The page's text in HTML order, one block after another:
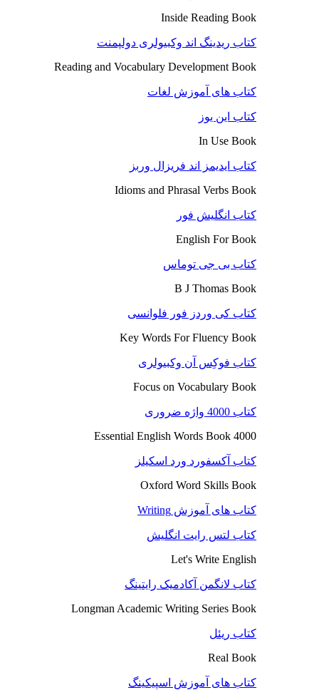
Inside Reading Book
کتاب ریدینگ اند وکبیولری دولپمنت
Reading and Vocabulary Development Book
کتاب های آموزش لغات
کتاب این یوز
In Use Book
کتاب ایدیمز اند فریزال وربز
Idioms and Phrasal Verbs Book
کتاب انگلیش فور
English For Book
کتاب بی جی توماس
B J Thomas Book
کتاب کی وردز فور فلوانسی
Key Words For Fluency Book
کتاب فوکِس آن وکبیولری
Focus on Vocabulary Book
کتاب 4000 واژه ضروری
4000 Essential English Words Book
کتاب آکسفورد ورد اسکیلز
Oxford Word Skills Book
کتاب های آموزش Writing
کتاب لتس رایت انگلیش
Let's Write English
کتاب لانگمن آکادمیک رایتینگ
Longman Academic Writing Series Book
کتاب ریئل
Real Book
کتاب های آموزش اسپیکینگ